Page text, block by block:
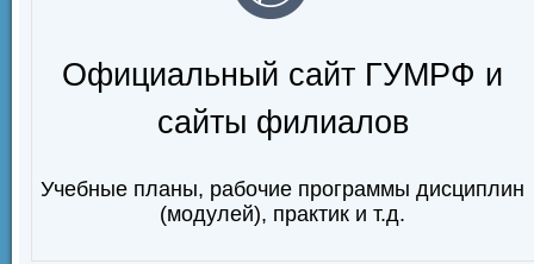
Официальный сайт ГУМРФ и
сайты филиалов
Учебные планы, рабочие программы дисциплин
(модулей), практик и т.д.